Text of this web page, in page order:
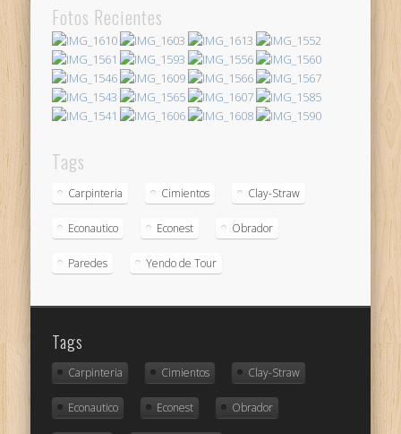
Fotos Recientes
Tags
Carpinteria Cimientos Clay-Straw
Econautico Econest Obrador
Paredes Yendo de Tour
Tags
Carpinteria Cimientos Clay-Straw
Econautico Econest Obrador